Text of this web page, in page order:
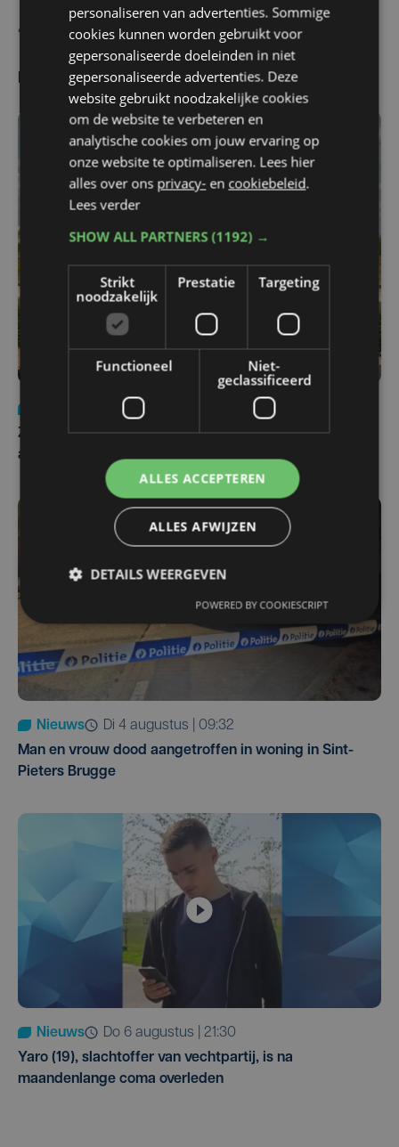
Andy Debo
Meest gelezen
Zwaar ongeval op E403 in Izegem: drie rijstroken
afgesloten
Nieuws
di 4 augustus | 09:32
Man en vrouw dood aangetroffen in woning in Sint-
Pieters Brugge
Nieuws
do 6 augustus | 21:30
Yaro (19), slachtoffer van vechtpartij, is na
maandenlange coma overleden
personaliseren van advertenties. Sommige
cookies kunnen worden gebruikt voor
gepersonaliseerde doeleinden in niet
gepersonaliseerde advertenties. Deze
website gebruikt noodzakelijke cookies
om de website te verbeteren en
analytische cookies om jouw ervaring op
onze website te optimaliseren. Lees hier
alles over ons privacy- en cookiebeleid.
Lees verder
SHOW ALL PARTNERS(1192) →
Strikt
noodzakelijk
Prestatie Targeting
Functioneel
Niet-
geclassificeerd
ALLES ACCEPTEREN
ALLES AFWIJZEN
DETAILS WEERGEVEN
POWERED BY COOKIESCRIPT